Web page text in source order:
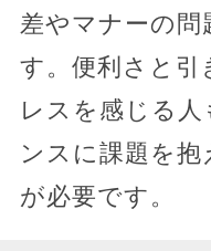
差やマナーの問
す。便利さと引
レスを感じる人
ンスに課題を
が必要です。